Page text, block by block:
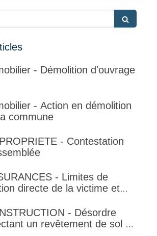
- Démolition d'ouvrage
- Action en démolition
commune
- Contestation
- Limites de
directe de la victime et
l'étendue temporelle de
en condition de la
- Désordre
un revêtement de sol et